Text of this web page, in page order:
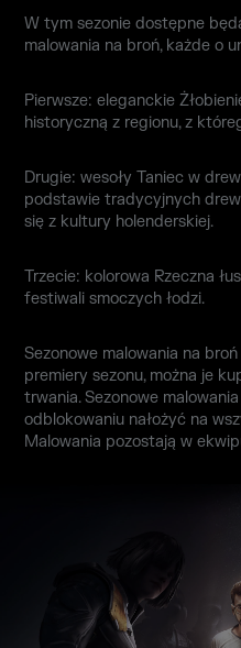
W tym sezonie dostępne
malowania na broń, każde o
Pierwsze: eleganckie
historyczną z regionu, z
Drugie: wesoły Taniec w
podstawie tradycyjnych
się z kultury holenderskiej.
Trzecie: kolorowa Rzeczna
festiwali smoczych łodzi.
Sezonowe malowania na
premiery sezonu, można je
trwania. Sezonowe
odblokowaniu nałożyć na
Malowania pozostają w